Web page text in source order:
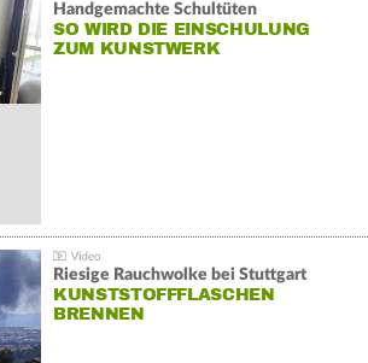
Handgemachte Schultüten
SO WIRD DIE EINSCHULUNG
ZUM KUNSTWERK
Riesige Rauchwolke bei Stuttgart
KUNSTSTOFFFLASCHEN
BRENNEN